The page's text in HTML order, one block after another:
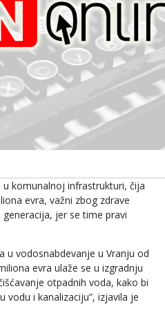
komunalnoj infrastrukturi, čija
evra, važni zbog zdrave
jer se time pravi
u vodosnabdevanje u Vranju od
evra ulaže se u izgradnju
otpadnih voda, kako bi
vodu i kanalizaciju”, izjavila je